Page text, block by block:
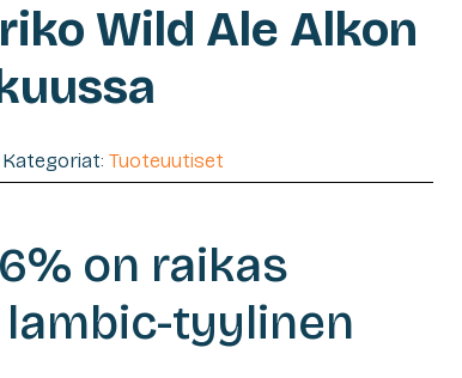
Wild Ale Alkon
Tuoteuutiset
on raikas
tyylinen